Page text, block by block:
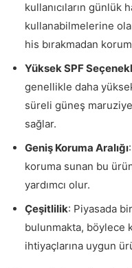
kullanıcıların günlük
kullanabilmelerine
his bırakmadan
Yüksek SPF
genellikle daha
süreli güneş
sağlar.
Geniş Koruma Aralığı
koruma sunan bu
yardımcı olur.
Çeşitlilik: Piyasada
bulunmakta, böylece
ihtiyaçlarına uygun